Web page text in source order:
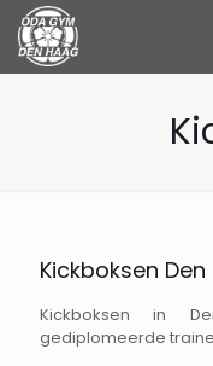
Kickboksen
Kickboksen in
gediplomeerde